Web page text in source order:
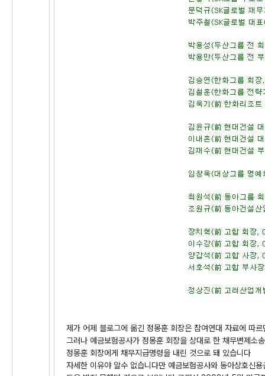
제가 어제 블로그에 옮긴 정몽훈 회장은 참여연대 자료에 따
그러나 예금보험공사가 정몽훈 회장을 상대로 한 채무변제
정몽훈 회장에게 채무지급명령을 내린 것으로 돼 있습니다
자세한 이유야 알수 없습니다만 예금보험공사와 동아상호신